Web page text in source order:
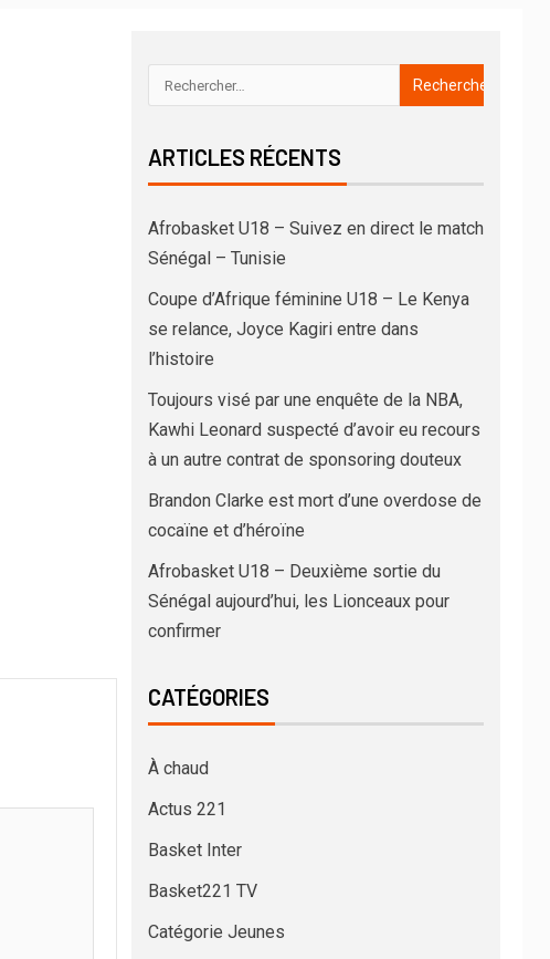
ARTICLES RÉCENTS
Afrobasket U18 – Suivez en direct le match
Sénégal – Tunisie
Coupe d’Afrique féminine U18 – Le Kenya
se relance, Joyce Kagiri entre dans
l’histoire
Toujours visé par une enquête de la NBA,
Kawhi Leonard suspecté d’avoir eu recours
à un autre contrat de sponsoring douteux
Brandon Clarke est mort d’une overdose de
cocaïne et d’héroïne
Afrobasket U18 – Deuxième sortie du
Sénégal aujourd’hui, les Lionceaux pour
confirmer
CATÉGORIES
À chaud
Actus 221
Basket Inter
Basket221 TV
Catégorie Jeunes